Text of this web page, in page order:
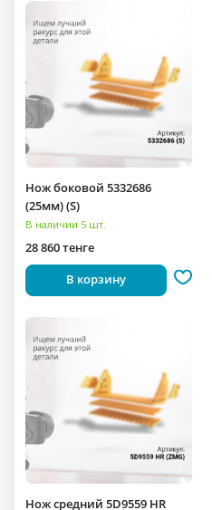
Нож боковой 5332686
(25мм) (S)
В наличии 5 шт.
28 860 тенге
В корзину
Нож средний 5D9559 HR